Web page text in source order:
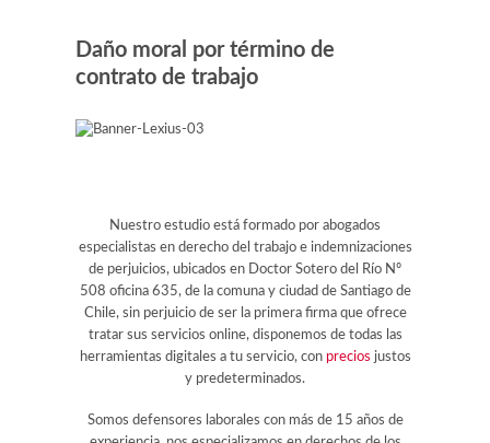
Daño moral por término de
contrato de trabajo
Nuestro estudio está formado por abogados
especialistas en derecho del trabajo e indemnizaciones
de perjuicios, ubicados en Doctor Sotero del Río Nº
508 oficina 635, de la comuna y ciudad de Santiago de
Chile, sin perjuicio de ser la primera firma que ofrece
tratar sus servicios online, disponemos de todas las
herramientas digitales a tu servicio, con precios justos
y predeterminados.
Somos defensores laborales con más de 15 años de